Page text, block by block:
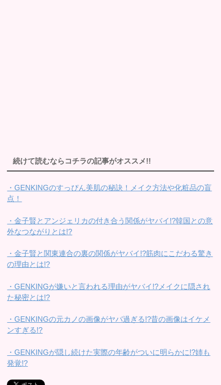
続けて読むならコチラの記事がオススメ!!
・GENKINGのすっぴん美肌の秘訣！メイク方法や化粧品の盲
点！
・金子賢とアンジェリカの付き合う関係がヤバイ!?韓国との意
外なつながりとは!?
・金子賢と関東連合の裏の関係がヤバイ!?筋肉にこだわる驚き
の理由とは!?
・GENKINGが嫌いと言われる理由がヤバイ!?メイクに隠され
た秘密とは!?
・GENKINGの元カノの画像がヤバ過ぎる!?昔の画像はイケメ
ンすぎる!?
・GENKINGが隠し続けた実際の年齢がついに明らかに!?姉も
発覚!?